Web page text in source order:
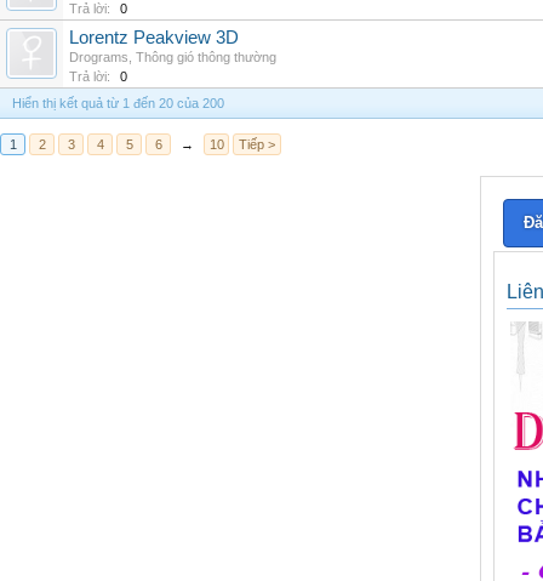
Trả lời:
0
Lorentz Peakview 3D
Drograms Thông gió thông thường
Trả lời:
0
Hiển thị kết quả từ 1 đến 20 của 200
1 2 3 4 5 6 → 10 Tiếp >